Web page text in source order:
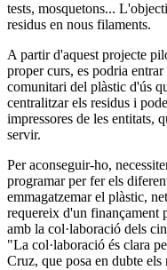
tests, mosquetons...
residus en nous filaments.
A partir d'aquest projecte
proper curs, es podria
comunitari del plàstic d'ús
centralitzar els residus i
impressores de les entitats,
servir.
Per aconseguir-ho,
programar per fer els
emmagatzemar el plàstic,
requereix d'un finançament
amb la col·laboració dels
"La col·laboració és clara
Cruz, que posa en dubte els